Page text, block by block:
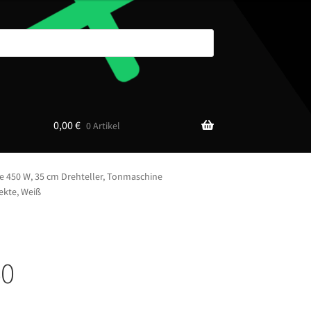
0,00€ 0 Artikel
450 W, 35 cm Drehteller, Tonmaschine
Weiß